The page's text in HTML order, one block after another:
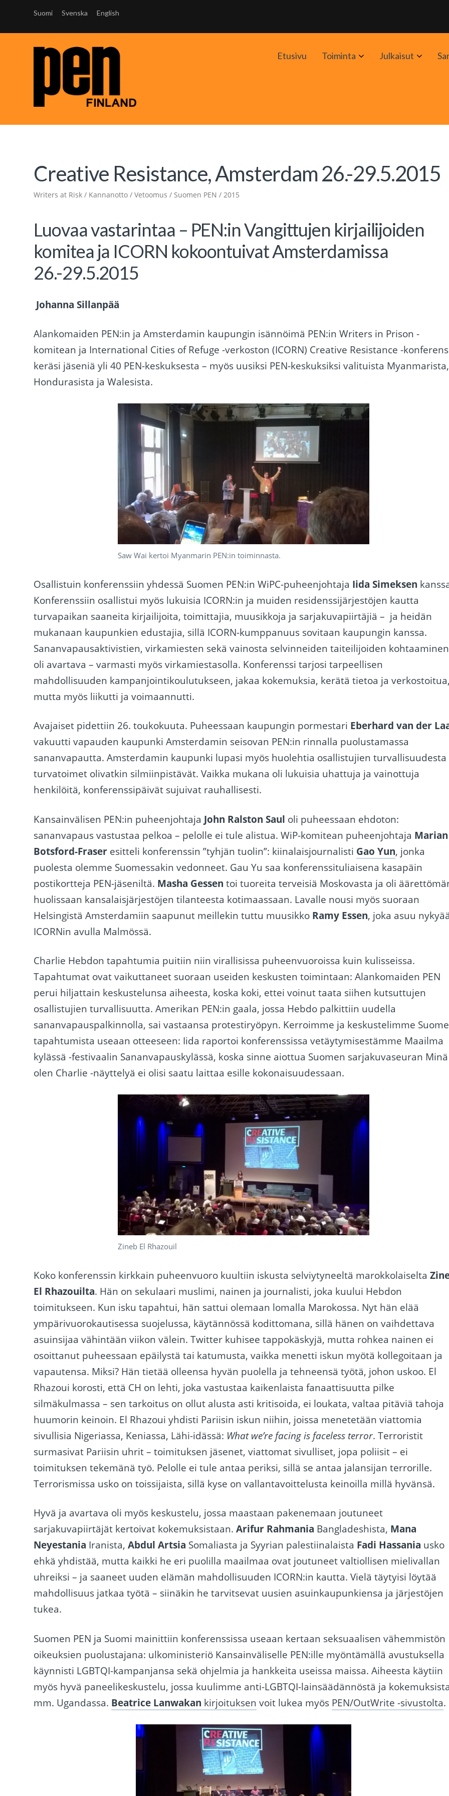
Suomi Svenska English
Etusivu Toiminta AvaaJulkaisut Avaa
Creative Resistance, Amsterdam 26.-29.5.2015
Writers at Risk / Kannanotto / Vetoomus / Suomen PEN / 2015
Luovaa vastarintaa – PEN:in Vangittujen kirjailijoiden
komitea ja ICORN kokoontuivat Amsterdamissa
26.-29.5.2015
Johanna Sillanpää
Alankomaiden PEN:in ja Amsterdamin kaupungin isännöimä PEN:in Writers in Prison -
komitean ja International Cities of Refuge -verkoston (ICORN) Creative Resistance -
keräsi jäseniä yli 40 PEN-keskuksesta – myös uusiksi PEN-keskuksiksi valituista Myanmarista,
Hondurasista ja Walesista.
Saw Wai kertoi Myanmarin PEN:in toiminnasta.
Osallistuin konferenssiin yhdessä Suomen PEN:in WiPC-puheenjohtaja Iida Simeksen
Konferenssiin osallistui myös lukuisia ICORN:in ja muiden residenssijärjestöjen kautta
turvapaikan saaneita kirjailijoita, toimittajia, muusikkoja ja sarjakuvapiirtäjiä – ja heidän
mukanaan kaupunkien edustajia, sillä ICORN-kumppanuus sovitaan kaupungin kanssa.
Sananvapausaktivistien, virkamiesten sekä vainosta selvinneiden taiteilijoiden kohtaaminen
oli avartava – varmasti myös virkamiestasolla. Konferenssi tarjosi tarpeellisen
mahdollisuuden kampanjointikoulutukseen, jakaa kokemuksia, kerätä tietoa ja
mutta myös liikutti ja voimaannutti.
Avajaiset pidettiin 26. toukokuuta. Puheessaan kaupungin pormestari Eberhard van der
vakuutti vapauden kaupunki Amsterdamin seisovan PEN:in rinnalla puolustamassa
sananvapautta. Amsterdamin kaupunki lupasi myös huolehtia osallistujien turvallisuudesta
turvatoimet olivatkin silmiinpistävät. Vaikka mukana oli lukuisia uhattuja ja vainottuja
henkilöitä, konferenssipäivät sujuivat rauhallisesti.
Kansainvälisen PEN:in puheenjohtaja John Ralston Saul oli puheessaan ehdoton:
sananvapaus vastustaa pelkoa – pelolle ei tule alistua. WiP-komitean puheenjohtaja Marian
Botsford-Fraser esitteli konferenssin ”tyhjän tuolin”: kiinalaisjournalisti Gao Yun, jonka
puolesta olemme Suomessakin vedonneet. Gau Yu saa konferenssituliaisena kasapäin
postikortteja PEN-jäseniltä. Masha Gessen toi tuoreita terveisiä Moskovasta ja oli
huolissaan kansalaisjärjestöjen tilanteesta kotimaassaan. Lavalle nousi myös suoraan
Helsingistä Amsterdamiin saapunut meillekin tuttu muusikko Ramy Essen, joka asuu
ICORNin avulla Malmössä.
Charlie Hebdon tapahtumia puitiin niin virallisissa puheenvuoroissa kuin kulisseissa.
Tapahtumat ovat vaikuttaneet suoraan useiden keskusten toimintaan: Alankomaiden PEN
perui hiljattain keskustelunsa aiheesta, koska koki, ettei voinut taata siihen kutsuttujen
osallistujien turvallisuutta. Amerikan PEN:in gaala, jossa Hebdo palkittiin uudella
sananvapauspalkinnolla, sai vastaansa protestiryöpyn. Kerroimme ja keskustelimme
tapahtumista useaan otteeseen: Iida raportoi konferenssissa vetäytymisestämme Maailma
kylässä -festivaalin Sananvapauskylässä, koska sinne aiottua Suomen sarjakuvaseuran Minä
olen Charlie -näyttelyä ei olisi saatu laittaa esille kokonaisuudessaan.
Zineb El Rhazouil
Koko konferenssin kirkkain puheenvuoro kuultiin iskusta selviytyneeltä marokkolaiselta
El Rhazouilta. Hän on sekulaari muslimi, nainen ja journalisti, joka kuului Hebdon
toimitukseen. Kun isku tapahtui, hän sattui olemaan lomalla Marokossa. Nyt hän elää
ympärivuorokautisessa suojelussa, käytännössä kodittomana, sillä hänen on vaihdettava
asuinsijaa vähintään viikon välein. Twitter kuhisee tappokäskyjä, mutta rohkea nainen ei
osoittanut puheessaan epäilystä tai katumusta, vaikka menetti iskun myötä kollegoitaan ja
vapautensa. Miksi? Hän tietää olleensa hyvän puolella ja tehneensä työtä, johon uskoo. El
Rhazoui korosti, että CH on lehti, joka vastustaa kaikenlaista fanaattisuutta pilke
silmäkulmassa – sen tarkoitus on ollut alusta asti kritisoida, ei loukata, valtaa pitäviä tahoja
huumorin keinoin. El Rhazoui yhdisti Pariisin iskun niihin, joissa menetetään viattomia
sivullisia Nigeriassa, Keniassa, Lähi-idässä: What we’re facing is faceless terror. Terroristit
surmasivat Pariisin uhrit – toimituksen jäsenet, viattomat sivulliset, jopa poliisit – ei
toimituksen tekemänä työ. Pelolle ei tule antaa periksi, sillä se antaa jalansijan terrorille.
Terrorismissa usko on toissijaista, sillä kyse on vallantavoittelusta keinoilla millä hyvänsä.
Hyvä ja avartava oli myös keskustelu, jossa maastaan pakenemaan joutuneet
sarjakuvapiirtäjät kertoivat kokemuksistaan. Arifur Rahmania Bangladeshista, Mana
Neyestania Iranista,Abdul Artsia Somaliasta ja Syyrian palestiinalaista Fadi Hassania usko
ehkä yhdistää, mutta kaikki he eri puolilla maailmaa ovat joutuneet valtiollisen mielivallan
uhreiksi – ja saaneet uuden elämän mahdollisuuden ICORN:in kautta. Vielä täytyisi löytää
mahdollisuus jatkaa työtä – siinäkin he tarvitsevat uusien asuinkaupunkiensa ja järjestöjen
tukea.
Suomen PEN ja Suomi mainittiin konferenssissa useaan kertaan seksuaalisen vähemmistön
oikeuksien puolustajana: ulkoministeriö Kansainväliselle PEN:ille myöntämällä avustuksella
käynnisti LGBTQI-kampanjansa sekä ohjelmia ja hankkeita useissa maissa. Aiheesta käytiin
myös hyvä paneelikeskustelu, jossa kuulimme anti-LGBTQI-lainsäädännöstä ja
mm. Ugandassa. Beatrice Lanwakan kirjoituksen voit lukea myös PEN/OutWrite -sivustolta.